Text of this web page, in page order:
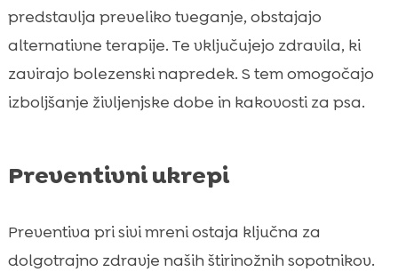
predstavlja preveliko tveganje, obstajajo
alternativne terapije. Te vključujejo zdravila, ki
zavirajo bolezenski napredek. S tem omogočajo
izboljšanje življenjske dobe in kakovosti za psa.
Preventivni ukrepi
Preventiva pri sivi mreni ostaja ključna za
dolgotrajno zdravje naših štirinožnih sopotnikov.